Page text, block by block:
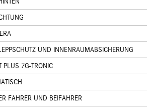
UND INNENRAUMABSICHERUNG
PLUS 7G-TRONIC
FAHRER UND BEIFAHRER